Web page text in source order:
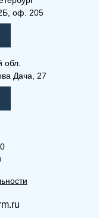
оф. 205
обл.
Дача, 27